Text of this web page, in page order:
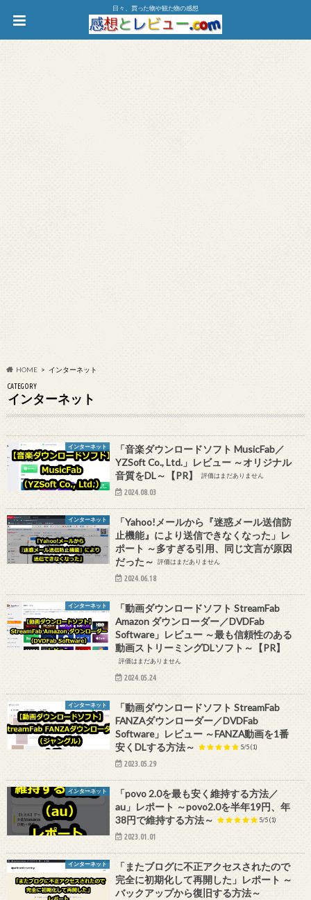
日々、買った物や観た物の感想
HOME インターネット
CATEGORY
インターネット
インターネット
「音楽ダウンロードソフト MusicFab／
YZSoft Co., Ltd.」レビュー ～オリジナル
音質をDL～【PR】
評価はまだありません
2024.08.03
インターネット
「Yahoo!メールから『迷惑メール送信防
止機能』により送信できなくなった」レ
ポート ～多すぎる引用、同じ文言が原因
だった～
評価はまだありません
2024.06.18
インターネット
「動画ダウンロードソフト StreamFab
Amazon ダウンローダー／DVDFab
Software」レビュー ～最も信頼性のある
動画ストリーミングDLソフト～【PR】
評価はまだありません
2024.05.24
インターネット
「動画ダウンロードソフト StreamFab
FANZAダウンローダー／DVDFab
Software」レビュー ～FANZA動画を1番
安くDLする方法～
5/5 (1)
2023.05.29
インターネット
「povo 2.0を最も安く維持する方法／
au」レポート ～povo2.0を半年19円、年
38円で維持する方法～
5/5 (1)
2023.01.01
インターネット
「またブログに不正アクセスされたので
完全に初期化して再開した」レポート ～
バックアップから復旧する方法～